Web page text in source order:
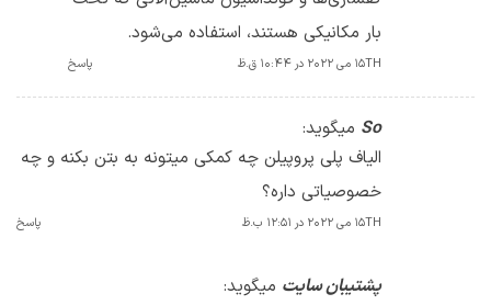
بار مکانیکی هستند، استفاده می‌شود.
15TH می 2022 در 10:44 ق.ظ پاسخ
So میگوید:
الیاف پلی پروپیلن چه کمکی میتونه به بتن بکنه و چه
خصوصیاتی داره؟
15TH می 2022 در 12:51 ب.ظ پاسخ
پشتیبان سایت میگوید: